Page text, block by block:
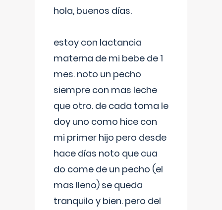
hola, buenos días.
estoy con lactancia
materna de mi bebe de 1
mes. noto un pecho
siempre con mas leche
que otro. de cada toma le
doy uno como hice con
mi primer hijo pero desde
hace días noto que cua
do come de un pecho (el
mas lleno) se queda
tranquilo y bien. pero del